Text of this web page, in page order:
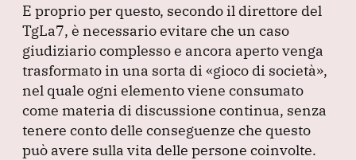
E proprio per questo, secondo il direttore del
TgLa7, è necessario evitare che un caso
giudiziario complesso e ancora aperto venga
trasformato in una sorta di «gioco di società»,
nel quale ogni elemento viene consumato
come materia di discussione continua, senza
tenere conto delle conseguenze che questo
può avere sulla vita delle persone coinvolte.